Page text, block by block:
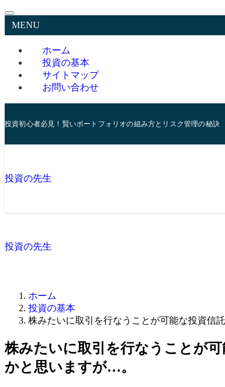
MENU
ホーム
投資の基本
サイトマップ
お問い合わせ
投資初心者必見！賢いポートフォリオの組み方とリスク管理の秘訣
投資の先生
投資の先生
ホーム
投資の基本
株みたいに取引を行なうことが可能な投資信
株みたいに取引を行なうことが
かと思いますが…。